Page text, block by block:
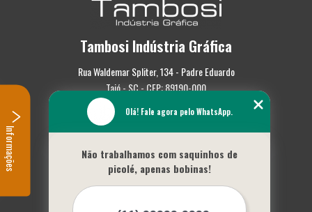
Tambosi Indústria Gráfica
Rua Waldemar Spliter, 134 - Padre Eduardo
Taió - SC - CEP: 89190-000
(47) 3562-0587
Empresa
Missão
Serviços
Olá! Fale agora pelo WhatsApp.
Não trabalhamos com saquinhos de
picolé, apenas bobinas!
Informações